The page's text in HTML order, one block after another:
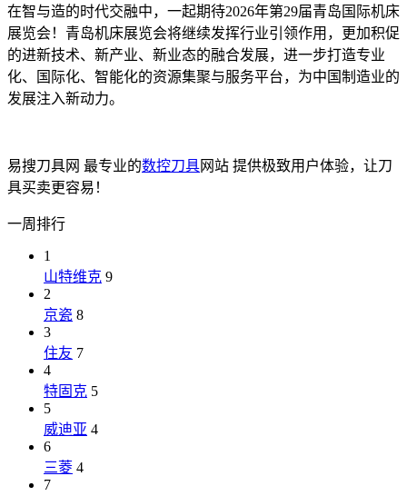
在智与造的时代交融中，一起期待2026年第29届青岛国际机床
展览会！青岛机床展览会将继续发挥行业引领作用，更加积促
的进新技术、新产业、新业态的融合发展，进一步打造专业
化、国际化、智能化的资源集聚与服务平台，为中国制造业的
发展注入新动力。
易搜刀具网 最专业的数控刀具网站 提供极致用户体验，让刀
具买卖更容易！
一周排行
1
山特维克 9
2
京瓷 8
3
住友 7
4
特固克 5
5
威迪亚 4
6
三菱 4
7